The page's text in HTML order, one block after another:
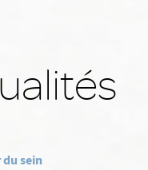
du sein